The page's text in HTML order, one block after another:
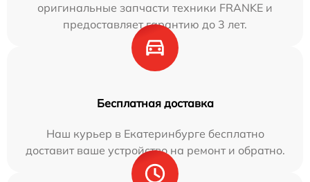
оригинальные запчасти техники FRANKE и
предоставляет гарантию до 3 лет.
Бесплатная доставка
Наш курьер в Екатеринбурге бесплатно
доставит ваше устройство на ремонт и обратно.